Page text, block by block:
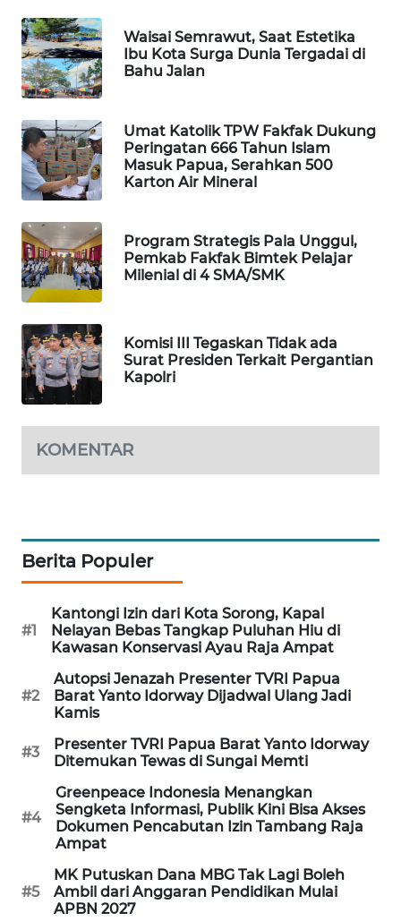
Waisai Semrawut, Saat Estetika
Ibu Kota Surga Dunia Tergadai di
Bahu Jalan
Umat Katolik TPW Fakfak Dukung
Peringatan 666 Tahun Islam
Masuk Papua, Serahkan 500
Karton Air Mineral
Program Strategis Pala Unggul,
Pemkab Fakfak Bimtek Pelajar
Milenial di 4 SMA/SMK
Komisi III Tegaskan Tidak ada
Surat Presiden Terkait Pergantian
Kapolri
KOMENTAR
Berita Populer
#1
Kantongi Izin dari Kota Sorong, Kapal
Nelayan Bebas Tangkap Puluhan Hiu di
Kawasan Konservasi Ayau Raja Ampat
#2
Autopsi Jenazah Presenter TVRI Papua
Barat Yanto Idorway Dijadwal Ulang Jadi
Kamis
#3
Presenter TVRI Papua Barat Yanto Idorway
Ditemukan Tewas di Sungai Memti
#4
Greenpeace Indonesia Menangkan
Sengketa Informasi, Publik Kini Bisa Akses
Dokumen Pencabutan Izin Tambang Raja
Ampat
#5
MK Putuskan Dana MBG Tak Lagi Boleh
Ambil dari Anggaran Pendidikan Mulai
APBN 2027
PORTAL
KONSUMEN
FORWAMKI
ALPERKLINAS
FORJASIDA
TAMBANG
NEWS
SITUNGIR
NEWS
SIDIKALANG
NEWS
SIBARAGAS
NEWS
NEWS
MEDAN
NEWS
METRO
JAKARTA
NEWS
KRT
KARING
NEWS
JURNAL
MARITIM